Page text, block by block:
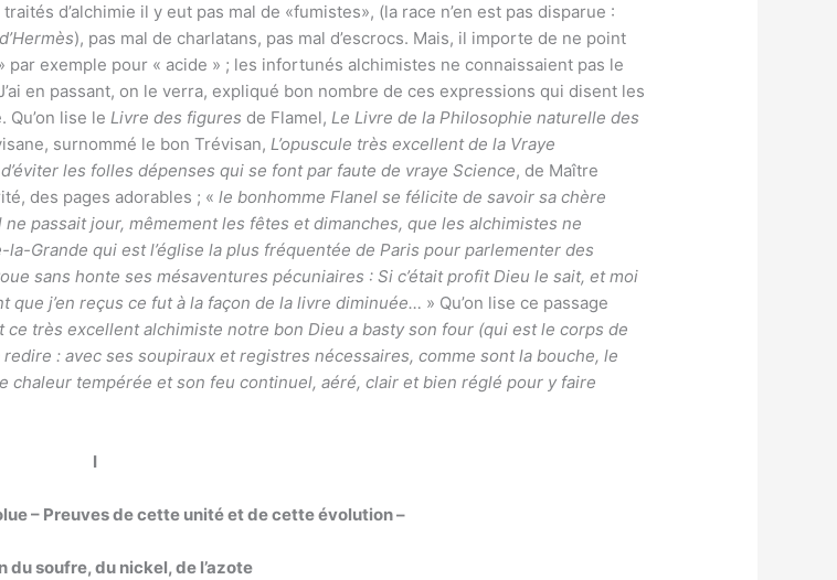
d’alchimie il y eut pas mal de «fumistes», (la race n’en est pas disparue :
), pas mal de charlatans, pas mal d’escrocs. Mais, il importe de ne point
exemple pour « acide » ; les infortunés alchimistes ne connaissaient pas le
en passant, on le verra, expliqué bon nombre de ces expressions qui disent les
Qu’on lise leLivre des figures de Flamel,Le Livre de la Philosophie naturelle des
surnommé le bon Trévisan,L’opuscule très excellent de la Vraye
les folles dépenses qui se font par faute de vraye Science, de Maître
des pages adorables ; «le bonhomme Flanel se félicite de savoir sa chère
passait jour, mêmement les fêtes et dimanches, que les alchimistes ne
la-Grande qui est l’église la plus fréquentée de Paris pour parlementer des
sans honte ses mésaventures pécuniaires : Si c’était profit Dieu le sait, et moi
que j’en reçus ce fut à la façon de la livre diminuée… » Qu’on lise ce passage
ce très excellent alchimiste notre bon Dieu a basty son four (qui est le corps de
redire : avec ses soupiraux et registres nécessaires, comme sont la bouche, le
tempérée et son feu continuel, aéré, clair et bien réglé pour y faire
I
– Preuves de cette unité et de cette évolution –
du soufre, du nickel, de l’azote